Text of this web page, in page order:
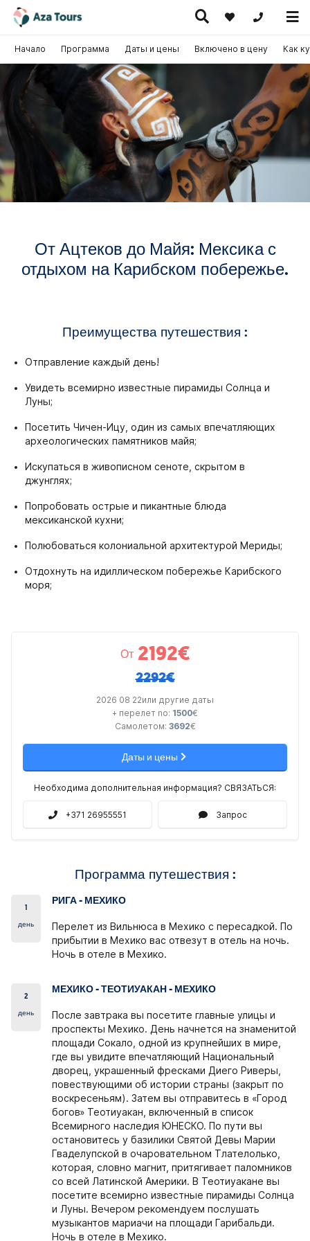
+371
Путешествие
по Европе
самолете)
Круизы
предложения
От Ацтеков до Майя: Мексика с
отдыхом на Карибском побережье.
Начало Программа Даты и цены Включено в цену Как
Преимущества путешествия :
Отправление каждый день!
Увидеть всемирно известные пирамиды Солнца и
Луны;
Посетить Чичен-Ицу, один из самых впечатляющих
археологических памятников майя;
Искупаться в живописном сеноте, скрытом в
джунглях;
Попробовать острые и пикантные блюда
мексиканской кухни;
Полюбоваться колониальной архитектурой Мериды;
Отдохнуть на идиллическом побережье Карибского
моря;
От 2192€
2292€
2026 08 22или другие даты
+ перелет no: 1500€
Самолетом: 3692€
Даты и цены
Необходима дополнительная информация? СВЯЗАТЬСЯ:
+371 26955551 Запрос
Программа путешествия :
1
день
РИГА - МЕХИКО
Перелет из Вильнюса в Мехико с пересадкой. По
прибытии в Мехико вас отвезут в отель на ночь.
Ночь в отеле в Мехико.
2
день
МЕХИКО - ТЕОТИУАКАН - МЕХИКО
После завтрака вы посетите главные улицы и
проспекты Мехико. День начнется на знаменитой
площади Сокало, одной из крупнейших в мире,
где вы увидите впечатляющий Национальный
дворец, украшенный фресками Диего Риверы,
повествующими об истории страны (закрыт по
воскресеньям). Затем вы отправитесь в «Город
богов» Теотиуакан, включенный в список
Всемирного наследия ЮНЕСКО. По пути вы
остановитесь у базилики Святой Девы Марии
Гваделупской в ​​очаровательном Тлателолько,
которая, словно магнит, притягивает паломников
со всей Латинской Америки. В Теотиуакане вы
посетите всемирно известные пирамиды Солнца
и Луны. Вечером рекомендуем послушать
музыкантов мариачи на площади Гарибальди.
Ночь в отеле в Мехико.